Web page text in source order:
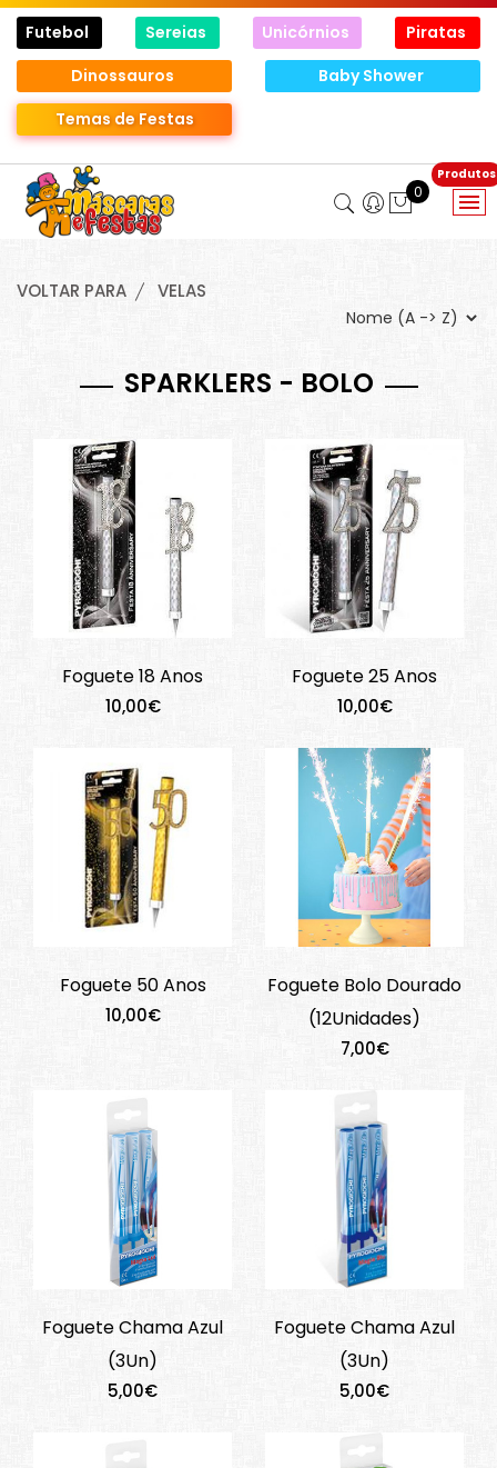
Futebol Sereias Unicórnios
Piratas
Dinossauros
Baby Shower
Temas de Festas
0
VOLTAR PARA VELAS
SPARKLERS - BOLO
Foguete 18 Anos
10,00€
Foguete 25 Anos
10,00€
Foguete 50 Anos
10,00€
Foguete Bolo Dourado
(12Unidades)
7,00€
Foguete Chama Azul
(3Un)
5,00€
Foguete Chama Azul
(3Un)
5,00€